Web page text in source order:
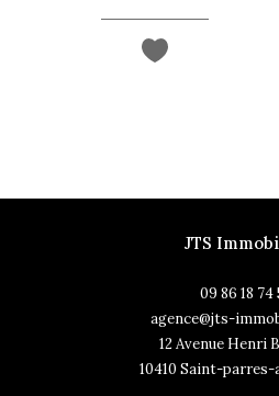
JTS
09 86 18 74
agence@jts-
12 Avenue Henri
10410
saint-